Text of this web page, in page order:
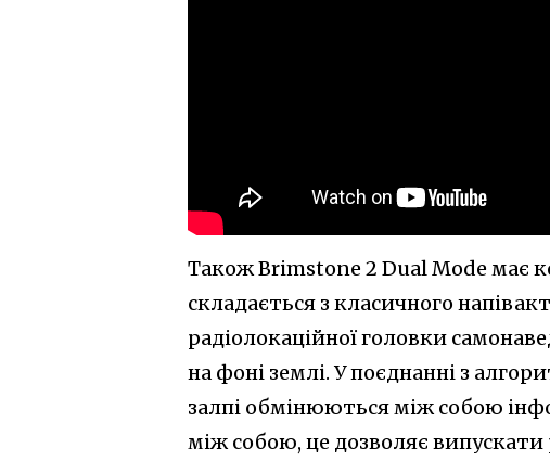
Також Brimstone 2 Dual Mode має
складається з класичного
радіолокаційної головки
на фоні землі. У поєднанні з
залпі обмінюються між собою
між собою, це дозволяє